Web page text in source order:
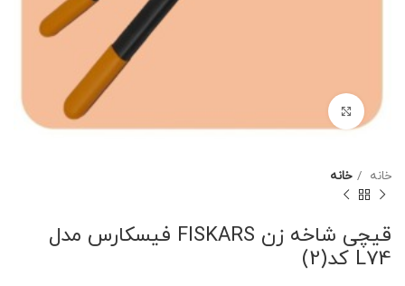
خانه خانه
قیچی شاخه زن FISKARS فیسکارس مدل
L74 کد(2)